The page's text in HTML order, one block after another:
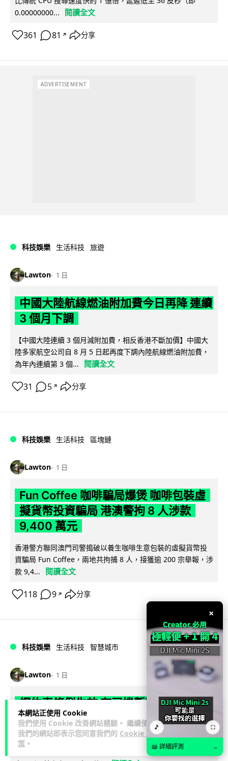
本網站正使用 Cookie
我們使用 Cookie 改善網站體驗。 繼續使用
我們的網站即表示您同意我們的 Cookie 政
策 。
0.00000000...
閱讀全文
361 81 ↗ 分享
ADVERTISEMENT
科技娛樂 生活科技 旅遊
Lawton 1 日
中國大陸航線燃油附加費今日再降 連續
3 個月下調
【中國大陸連續 3 個月減附加費，相反香港不斷加價】中國大
陸多家航空公司自 8 月 5 日起再度下調內陸航線燃油附加費，
為年內連續第 3 個...
閱讀全文
31 5 ↗ 分享
科技娛樂 生活科技 區塊鏈
Lawton 1 日
Fun Coffee 咖啡騙局爆煲 咖啡包裝虛
擬貨幣投資騙局 港澳警拘 8 人涉款
9,400 萬元
香港警方聯同澳門司警搗破以養生咖啡生意包裝的虛擬貨幣投
資騙局 Fun Coffee，兩地共拘捕 8 人，接獲逾 200 宗舉報，涉
款 9,4...
閱讀全文
118 9 ↗ 分享
科技娛樂 生活科技 智慧城市
Lawton 1 日
網約車條例生效 有司機暫時停工避風頭
的士業界籲白牌 "改邪歸正"
規管網約車法例大部分條文已於 8 月 3 日生效，的士業界就期
望白牌車司機，能夠「改邪歸正」回流駕駛的士。新例大幅提
×
🎵 ⛶
📖 詳細評測 →